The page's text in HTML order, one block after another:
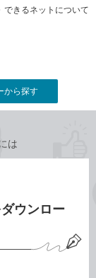
できるネットについて
から探す
は
ウンロー